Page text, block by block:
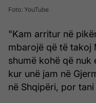
Foto: YouTube
"Kam arritur në
mbarojë që të takoj
shumë kohë që nuk
kur unë jam në
në Shqipëri, por